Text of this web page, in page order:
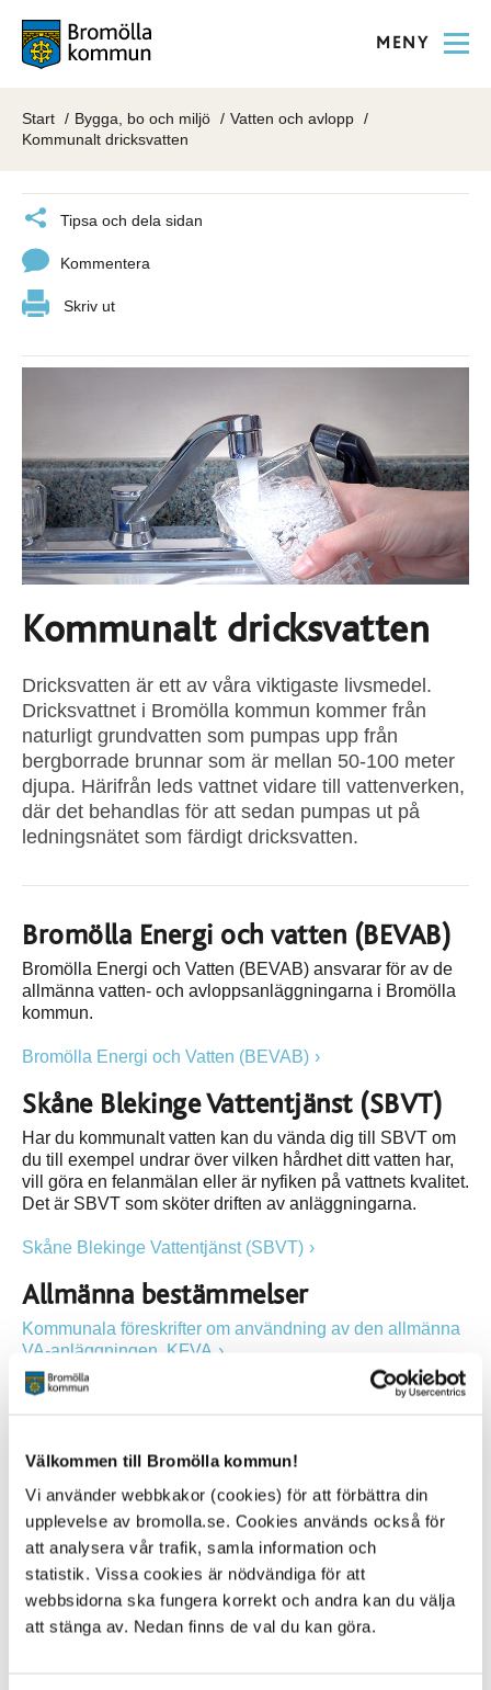
Välkommen till Bromölla kommun!
Vi använder webbkakor (cookies) för att förbättra din
upplevelse av bromolla.se. Cookies används också för
att analysera vår trafik, samla information och
statistik. Vissa cookies är nödvändiga för att
webbsidorna ska fungera korrekt och andra kan du välja
att stänga av. Nedan finns de val du kan göra.
MENY
Start Bygga, bo och miljö
Vatten och avlopp
Kommunalt dricksvatten
Tipsa och dela sidan
Kommentera
Skriv ut
Kommunalt dricksvatten
Dricksvatten är ett av våra viktigaste livsmedel.
Dricksvattnet i Bromölla kommun kommer från
naturligt grundvatten som pumpas upp från
bergborrade brunnar som är mellan 50-100 meter
djupa. Härifrån leds vattnet vidare till vattenverken,
där det behandlas för att sedan pumpas ut på
ledningsnätet som färdigt dricksvatten.
Bromölla Energi och vatten (BEVAB)
Bromölla Energi och Vatten (BEVAB) ansvarar för av de
allmänna vatten- och avloppsanläggningarna i Bromölla
kommun.
Bromölla Energi och Vatten (BEVAB)
Skåne Blekinge Vattentjänst (SBVT)
Har du kommunalt vatten kan du vända dig till SBVT om
du till exempel undrar över vilken hårdhet ditt vatten har,
vill göra en felanmälan eller är nyfiken på vattnets kvalitet.
Det är SBVT som sköter driften av anläggningarna.
Skåne Blekinge Vattentjänst (SBVT)
Allmänna bestämmelser
Kommunala föreskrifter om användning av den allmänna
VA-anläggningen, KFVA
ger en heltäckande långsiktig planering för vatten- och
avloppsförsörjningen i kommunen, såväl den allmänna
(kommunala) som den enskilda.
Vatten- och avloppsplanen (VA-planen)
Vatten- och avloppspolicy